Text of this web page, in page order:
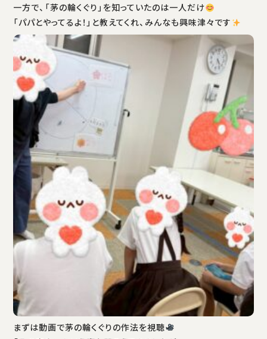
一方で、「茅の輪くぐり」を知っていたのは一人だけ
「パパとやってるよ！」と教えてくれ、みんなも興味津々です
まずは動画で茅の輪くぐりの作法を視聴